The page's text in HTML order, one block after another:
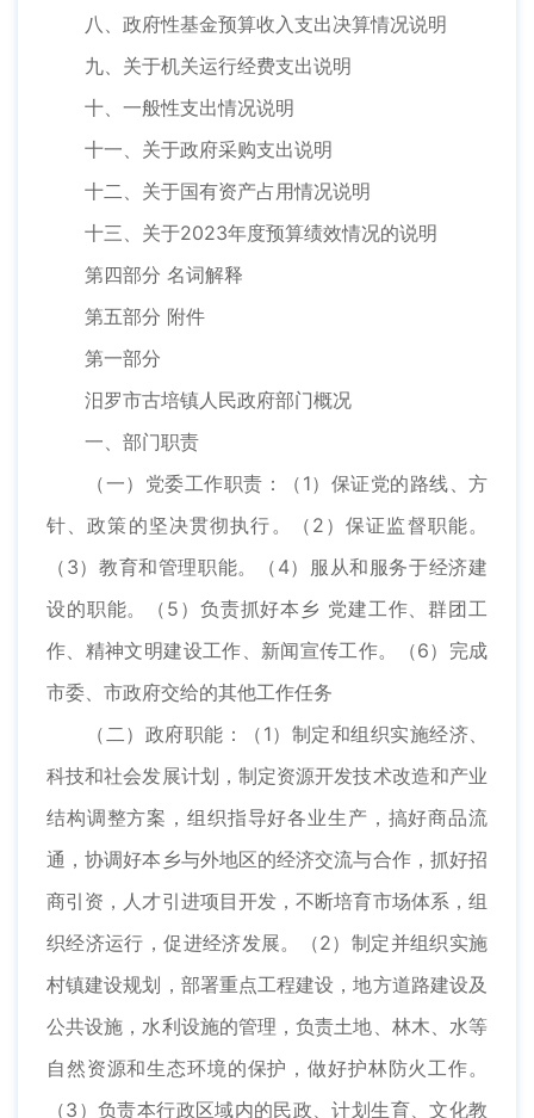
八、政府性基金预算收入支出决算情况说明
九、关于机关运行经费支出说明
十、一般性支出情况说明
十一、关于政府采购支出说明
十二、关于国有资产占用情况说明
十三、关于2023年度预算绩效情况的说明
第四部分 名词解释
第五部分 附件
第一部分
汨罗市古培镇人民政府部门概况
一、部门职责
（一）党委工作职责：（1）保证党的路线、方
针、政策的坚决贯彻执行。（2）保证监督职能。
（3）教育和管理职能。（4）服从和服务于经济建
设的职能。（5）负责抓好本乡 党建工作、群团工
作、精神文明建设工作、新闻宣传工作。（6）完成
市委、市政府交给的其他工作任务
（二）政府职能：（1）制定和组织实施经济、
科技和社会发展计划，制定资源开发技术改造和产业
结构调整方案，组织指导好各业生产，搞好商品流
通，协调好本乡与外地区的经济交流与合作，抓好招
商引资，人才引进项目开发，不断培育市场体系，组
织经济运行，促进经济发展。（2）制定并组织实施
村镇建设规划，部署重点工程建设，地方道路建设及
公共设施，水利设施的管理，负责土地、林木、水等
自然资源和生态环境的保护，做好护林防火工作。
（3）负责本行政区域内的民政、计划生育、文化教